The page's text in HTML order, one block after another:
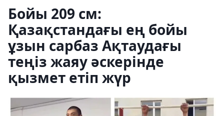
Бойы 209 см:
Қазақстандағы ең бойы
ұзын сарбаз Ақтаудағы
теңіз жаяу әскерінде
қызмет етіп жүр